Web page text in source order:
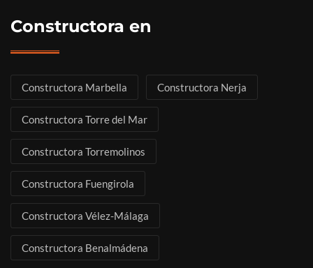
Constructora en
Constructora Marbella Constructora Nerja
Constructora Torre del Mar
Constructora Torremolinos
Constructora Fuengirola
Constructora Vélez-Málaga
Constructora Benalmádena